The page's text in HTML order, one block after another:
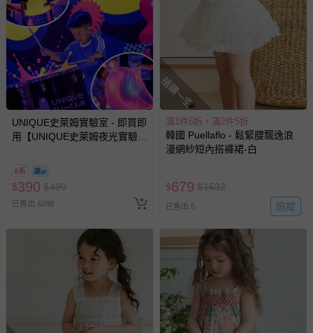
板會因為螢幕亮度及解析度不同，所以顏色與實際成品還是會
有些許差異唷~ 謝謝媽咪們的體諒。
退換貨須知
您所購買的商品享有7天的鑑賞期／猶豫期權益，但此期間
並非試用期，您所退回的商品必須是未經使用的全新狀態，
包含完整包裝、配件、說明文件及贈品等。
如需退換貨，請於收到商品7天（含例假日內提出），如為
瑕疵退換貨所產生的運費，將由媽咪愛負責處理，若非瑕疵
並點選『我要退貨』即可進行申請。若有相關退貨問題，請
至媽咪愛
LINE@客服ID: @mamilove 我們將依序為您處理
與服務，謝謝。
針對滿件折/滿額贈…等活動，如因部份退貨，而該訂單保
留商品未達活動門檻，將以原價計算，活動贈品亦需一併退
部分商品依據消費者保護法的規定，不適用七天鑑賞期/猶
豫期範圍：
UNIQUE史萊姆實驗室 - 即買即
用【UNIQUE史萊姆夜光實驗室
人小孩均一價(3歲以上需購票))
8折
$390 $490
已售出 4288
搶購一空
滿1件6折，滿2件5折
韓國 Puellaflo - 鬆緊腰飄逸浪
漫網紗短內搭褲裙-白
$679 $1532
已售出 5 追蹤